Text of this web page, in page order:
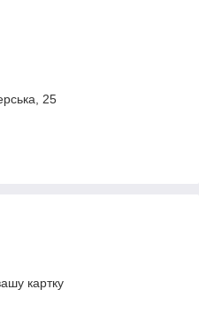
25
картку